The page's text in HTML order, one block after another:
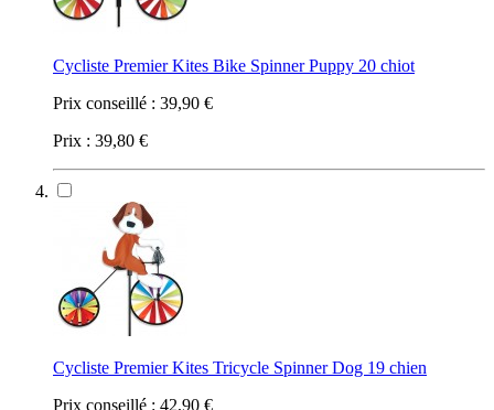
Cycliste Premier Kites Bike Spinner Puppy 20 chiot
Prix conseillé : 39,90 €
Prix : 39,80 €
Cycliste Premier Kites Tricycle Spinner Dog 19 chien
Prix conseillé : 42,90 €